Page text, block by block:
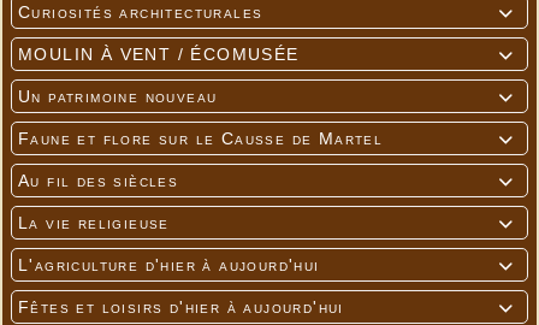

Curiosités architecturales

MOULIN À VENT / ÉCOMUSÉE

Un patrimoine nouveau

Faune et flore sur le Causse de Martel

Au fil des siècles

La vie religieuse

L'agriculture d'hier à aujourd'hui

Fêtes et loisirs d'hier à aujourd'hui